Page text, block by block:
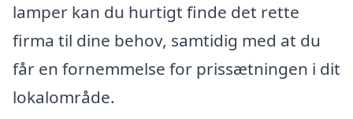
lamper kan du hurtigt finde det rette
firma til dine behov, samtidig med at du
får en fornemmelse for prissætningen i dit
lokalområde.